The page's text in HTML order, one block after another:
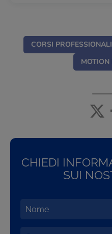
CORSI PROFESSIONALI
MOTION
CHIEDI
SUI